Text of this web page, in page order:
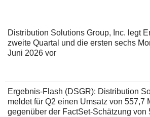
Distribution Solutions Group, Inc. legt
zweite Quartal und die ersten sechs
Juni 2026 vor
Ergebnis-Flash (DSGR): Distribution
meldet für Q2 einen Umsatz von 557,7
gegenüber der FactSet-Schätzung von